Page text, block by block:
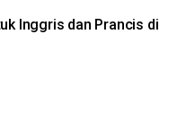
Inggris dan Prancis di